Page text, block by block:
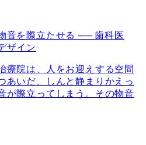
音を際立たせる ── 歯科医
ザイン
療院は、人をお迎えする空間
あいだ、しんと静まりかえっ
が際立ってしまう。その物音